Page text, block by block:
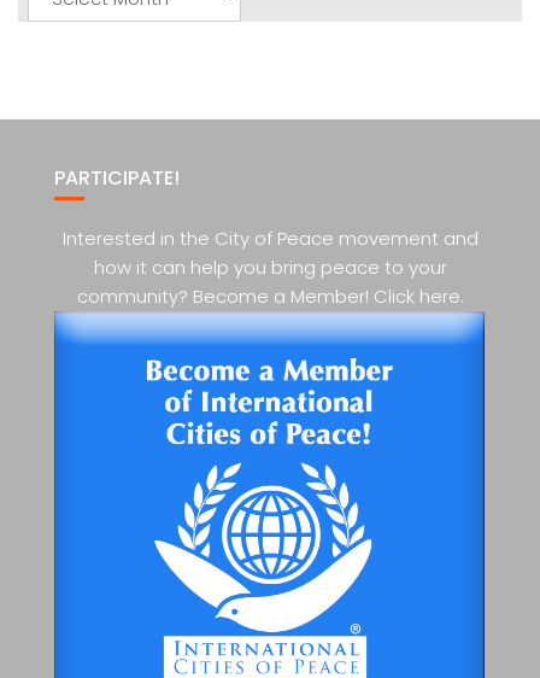
Posts
PARTICIPATE!
Interested in the City of Peace movement and
how it can help you bring peace to your
community? Become a Member! Click here.